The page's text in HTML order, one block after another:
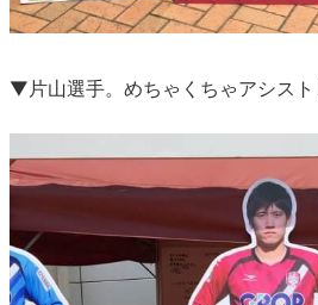
▼片山選手。めちゃくちゃアシスト